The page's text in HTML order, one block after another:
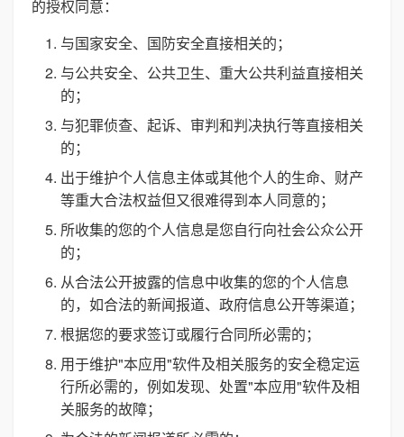
的授权同意：
与国家安全、国防安全直接相关的；
与公共安全、公共卫生、重大公共利益直接相关
的；
与犯罪侦查、起诉、审判和判决执行等直接相关
的；
出于维护个人信息主体或其他个人的生命、财产
等重大合法权益但又很难得到本人同意的；
所收集的您的个人信息是您自行向社会公众公开
的；
从合法公开披露的信息中收集的您的个人信息
的，如合法的新闻报道、政府信息公开等渠道；
根据您的要求签订或履行合同所必需的；
用于维护"本应用"软件及相关服务的安全稳定运
行所必需的，例如发现、处置"本应用"软件及相
关服务的故障；